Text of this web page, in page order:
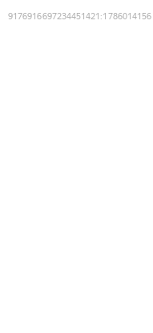
9176916697234451421 :1786014156